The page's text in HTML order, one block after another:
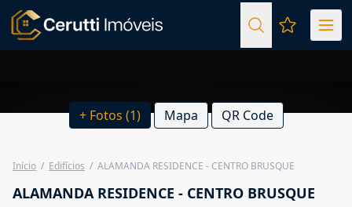
Favoritos
+ Fotos (1) Mapa QR Code
Início / Edifícios / ALAMANDA RESIDENCE - CENTRO BRUSQUE
ALAMANDA RESIDENCE - CENTRO BRUSQUE